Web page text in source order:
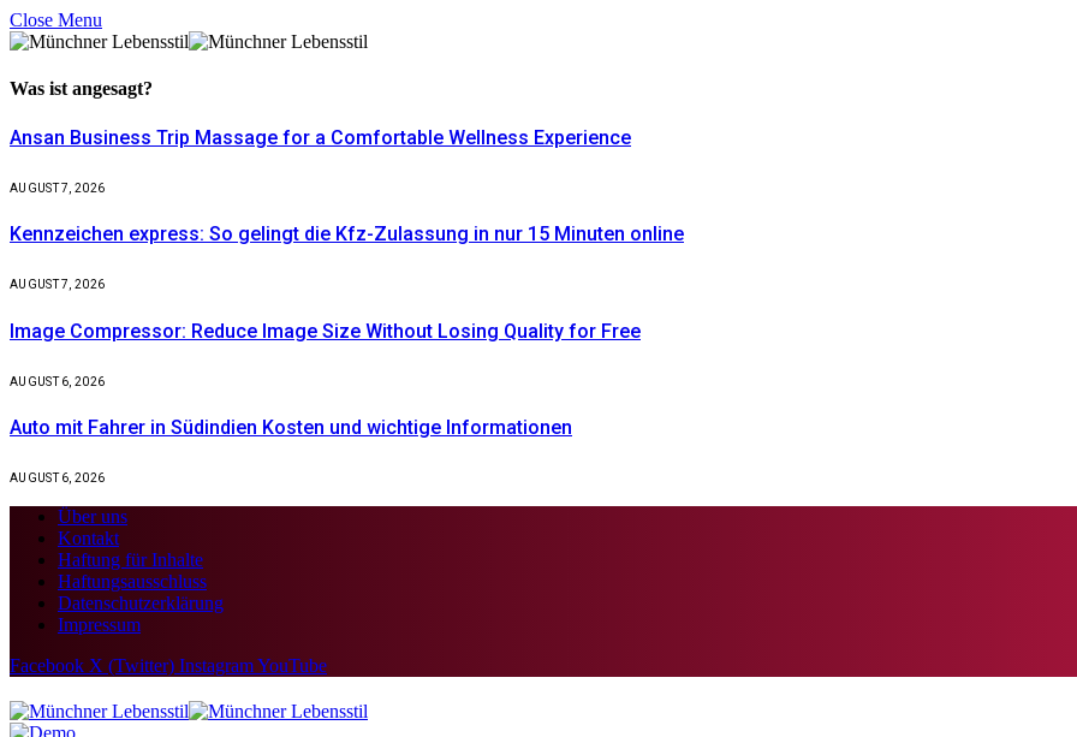
Close Menu
Was ist angesagt?
Ansan Business Trip Massage for a Comfortable Wellness Experience
AUGUST 7, 2026
Kennzeichen express: So gelingt die Kfz-Zulassung in nur 15 Minuten online
AUGUST 7, 2026
Image Compressor: Reduce Image Size Without Losing Quality for Free
AUGUST 6, 2026
Auto mit Fahrer in Südindien Kosten und wichtige Informationen
AUGUST 6, 2026
Über uns
Kontakt
Haftung für Inhalte
Haftungsausschluss
Datenschutzerklärung
Impressum
Facebook X (Twitter) InstagramYouTube